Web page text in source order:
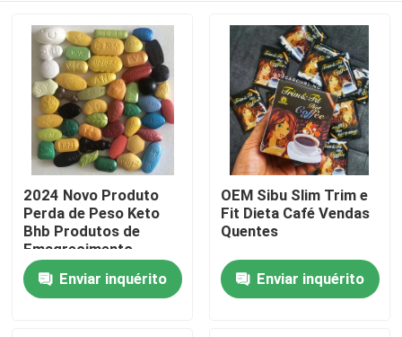
2024 Novo Produto
Perda de Peso Keto
Bhb Produtos de
Emagrecimento
Corporal
Enviar inquérito
OEM Sibu Slim Trim e
Fit Dieta Café Vendas
Quentes
Enviar inquérito